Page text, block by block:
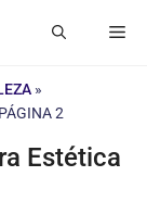
»
PÁGINA 2
Estética